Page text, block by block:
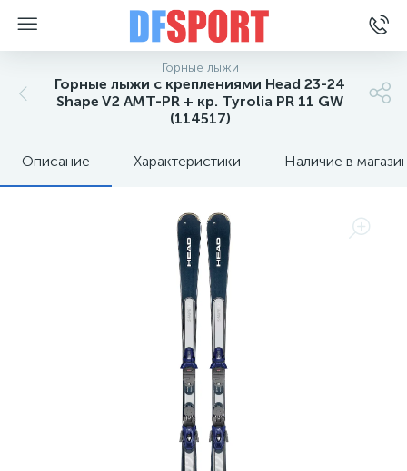
Горные лыжи
Горные лыжи с креплениями Head 23-24
Shape V2 AMT-PR + кр. Tyrolia PR 11 GW
(114517)
Описание Характеристики Наличие в